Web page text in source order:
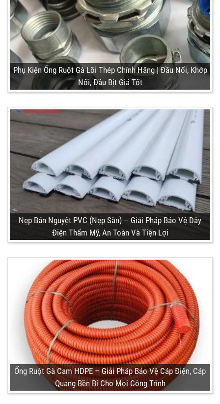
Phụ Kiện Ống Ruột Gà Lõi Thép Chính Hãng | Đầu Nối, Khớp
Nối, Đầu Bịt Giá Tốt
Nẹp Bán Nguyệt PVC (Nẹp Sàn) – Giải Pháp Bảo Vệ Dây
Điện Thẩm Mỹ, An Toàn Và Tiện Lợi
Ống Ruột Gà Cam HDPE – Giải Pháp Bảo Vệ Cáp Điện, Cáp
Quang Bền Bỉ Cho Mọi Công Trình